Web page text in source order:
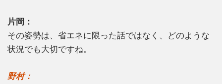
片岡：
その姿勢は、省エネに限った話ではなく、どのような
状況でも大切ですね。
野村：